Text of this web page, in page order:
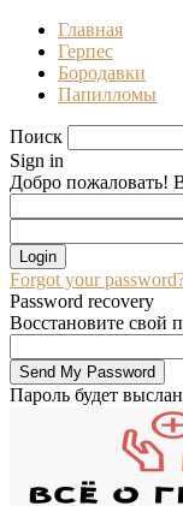
Главная
Герпес
Бородавки
Папилломы
Поиск
Sign in
Добро пожаловать!
Forgot your
Password recovery
Восстановите свой
Пароль будет